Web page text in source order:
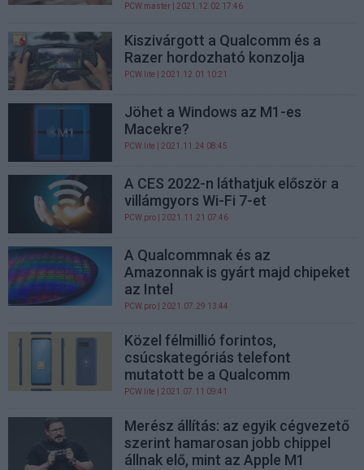
PCW.master | 2021.12.02 17:46
Kiszivárgott a Qualcomm és a
Razer hordozható konzolja
PCW.lite | 2021.12.01 10:21
Jöhet a Windows az M1-es
Macekre?
PCW.lite | 2021.11.24 08:45
A CES 2022-n láthatjuk először a
villámgyors Wi-Fi 7-et
PCW.pro | 2021.11.21 07:46
A Qualcommnak és az
Amazonnak is gyárt majd chipeket
az Intel
PCW.pro | 2021.07.29 13:44
Közel félmillió forintos,
csúcskategóriás telefont
mutatott be a Qualcomm
PCW.lite | 2021.07.11 09:41
Merész állítás: az egyik cégvezető
szerint hamarosan jobb chippel
állnak elő, mint az Apple M1